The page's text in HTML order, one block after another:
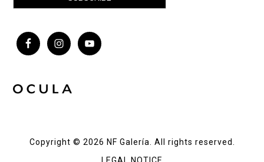
Copyright © 2026 NF Galería. All rights reserved.